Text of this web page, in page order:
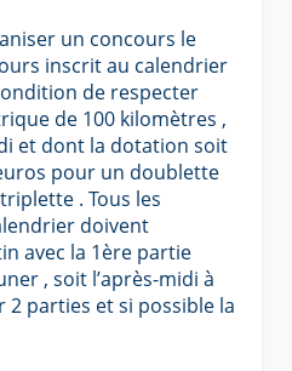
un concours le
inscrit au calendrier
de respecter
de 100 kilomètres ,
et dont la dotation soit
pour un doublette
. Tous les
doivent
avec la 1ère partie
, soit l’après-midi à
parties et si possible la